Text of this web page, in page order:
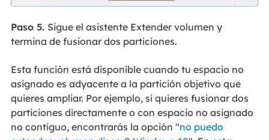
Paso 5. Sigue el asistente Extender volumen y
termina de fusionar dos particiones.
Esta función está disponible cuando tu espacio no
asignado es adyacente a la partición objetivo que
quieres ampliar. Por ejemplo, si quieres fusionar dos
particiones directamente o con espacio no asignado
no contiguo, encontrarás la opción "no puedo